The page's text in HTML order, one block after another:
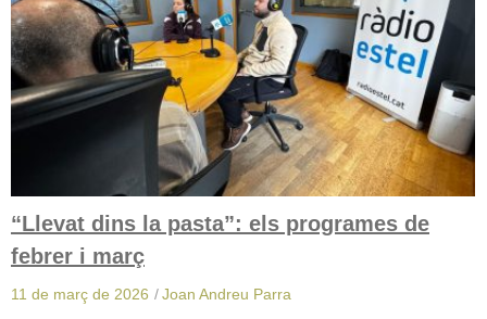
“Llevat dins la pasta”: els programes de
febrer i març
11 de març de 2026 /Joan Andreu Parra